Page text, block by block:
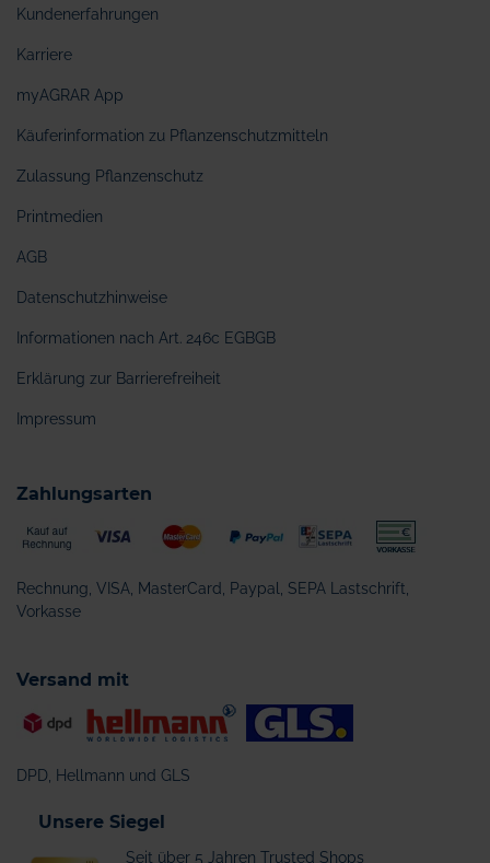
Kundenerfahrungen
Karriere
myAGRAR App
Käuferinformation zu Pflanzenschutzmitteln
Zulassung Pflanzenschutz
Printmedien
AGB
Datenschutzhinweise
Informationen nach Art. 246c EGBGB
Erklärung zur Barrierefreiheit
Impressum
Zahlungsarten
Rechnung, VISA, MasterCard, Paypal, SEPA Lastschrift,
Vorkasse
Versand mit
DPD, Hellmann und GLS
Unsere Siegel
Seit über 5 Jahren Trusted Shops